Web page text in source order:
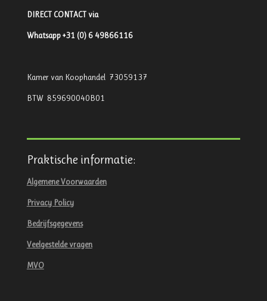
DIRECT CONTACT via
Whatsapp +31 (0) 6 49866116
Kamer van Koophandel 73059137
BTW 859690040B01
Praktische informatie:
Algemene Voorwaarden
Privacy Policy
Bedrijfsgegevens
Veelgestelde vragen
MVO